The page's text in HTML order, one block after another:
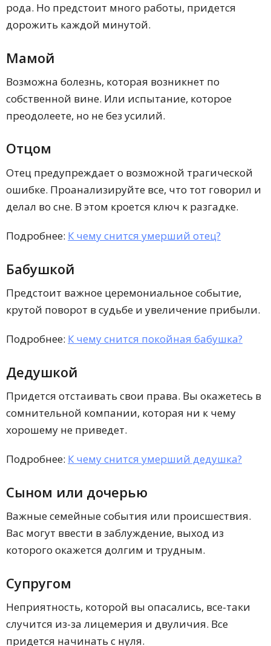
рода. Но предстоит много работы, придется
дорожить каждой минутой.
Мамой
Возможна болезнь, которая возникнет по
собственной вине. Или испытание, которое
преодолеете, но не без усилий.
Отцом
Отец предупреждает о возможной трагической
ошибке. Проанализируйте все, что тот говорил и
делал во сне. В этом кроется ключ к разгадке.
Подробнее: К чему снится умерший отец?
Бабушкой
Предстоит важное церемониальное событие,
крутой поворот в судьбе и увеличение прибыли.
Подробнее: К чему снится покойная бабушка?
Дедушкой
Придется отстаивать свои права. Вы окажетесь в
сомнительной компании, которая ни к чему
хорошему не приведет.
Подробнее: К чему снится умерший дедушка?
Сыном или дочерью
Важные семейные события или происшествия.
Вас могут ввести в заблуждение, выход из
которого окажется долгим и трудным.
Супругом
Неприятность, которой вы опасались, все-таки
случится из-за лицемерия и двуличия. Все
придется начинать с нуля.